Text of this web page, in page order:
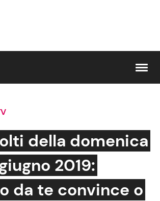
Gossip e TV
Bellezze VIP
della domenica
2019:
da te convince o